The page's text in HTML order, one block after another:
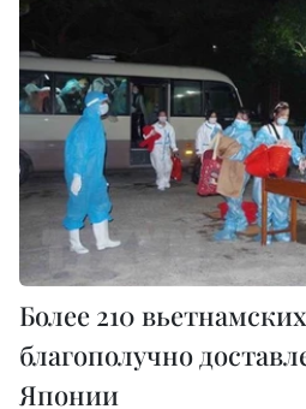
Более 210
благополучно
Японии